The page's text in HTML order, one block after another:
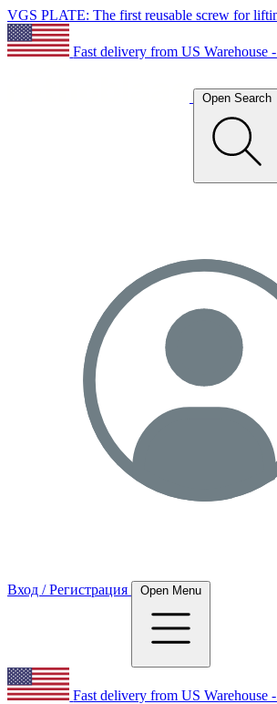
VGS PLATE: The first reusable screw for
Fast delivery from US Warehouse
Open Search
Вход / Регистрация Open Menu
Fast delivery from US Warehouse